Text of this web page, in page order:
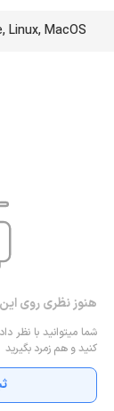
Linux, MacOS
هنوز نظری روی
شما میتوانید با نظر
کنید و هم زمرد بگیرید